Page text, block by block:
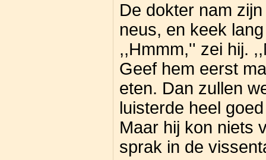
De dokter nam
neus, en keek
,,Hmmm,'' zei hij.
Geef hem eerst
eten. Dan zullen
luisterde heel
Maar hij kon niets
sprak in de